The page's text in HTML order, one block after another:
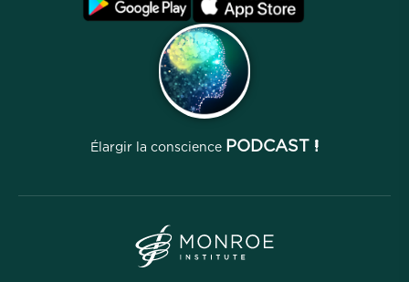
Conditions
Élargir la conscience PODCAST !